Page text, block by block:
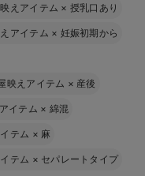
えアイテム × 授乳口あり
アイテム × 妊娠初期から
映えアイテム × 産後
イテム × 綿混
テム × 麻
テム × セパレートタイプ